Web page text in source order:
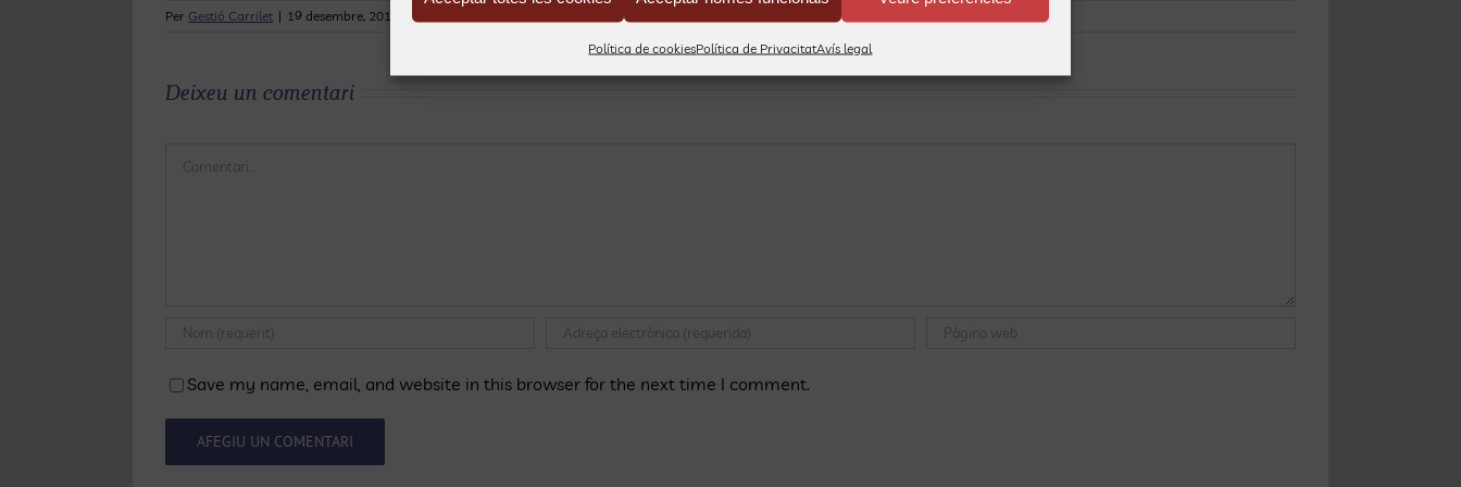
Política de cookiesPolítica de PrivacitatAvís legal
Per Gestió Carrilet | 19 desembre, 2012 ,
Deixeu un comentari
Save my name, email, and website in this browser for the next time I comment.